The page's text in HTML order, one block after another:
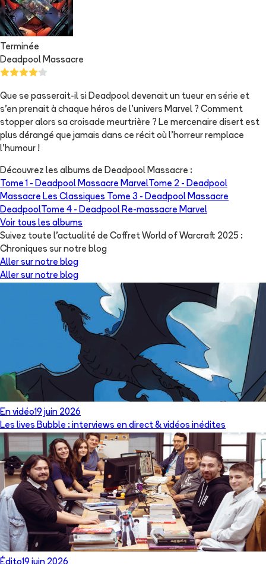
Terminée
Deadpool Massacre
Que se passerait-il si Deadpool devenait un tueur en série et
s'en prenait à chaque héros de l'univers Marvel ? Comment
stopper alors sa croisade meurtrière ? Le mercenaire disert est
plus dérangé que jamais dans ce récit où l'horreur remplace
l'humour !
Découvrez les albums de Deadpool Massacre :
Tome 1 - Deadpool Massacre Marvel Tome 2 - Deadpool
Massacre Les Classiques Tome 3 - Deadpool Massacre
Deadpool Tome 4 - Deadpool Re-massacre Marvel
Voir tous les albums
Suivez toute l'actualité de Coffret World of Warcraft 2025 :
Chroniques sur notre blog
Aller sur notre blog
Aller sur notre blog
En vidéo19 juin 2026
Les lives Bubble : interviews en direct & vidéos inédites